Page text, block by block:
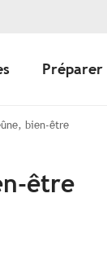
bien-être
être